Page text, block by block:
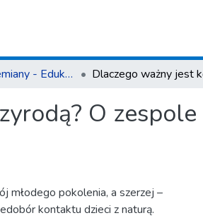
Kultura - Przemiany - Edukacja T. 12-13 (2023)
O
młodego pokolenia, a szerzej –
kontaktu dzieci z naturą.